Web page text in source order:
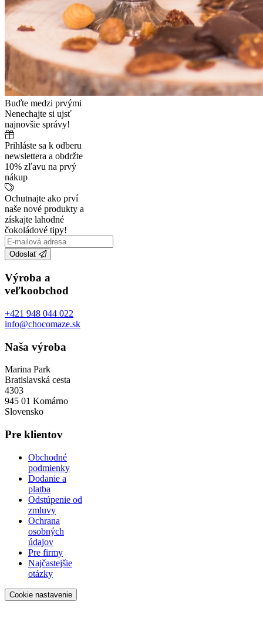
Buďte medzi prvými
Nenechajte si ujsť
najnovšie správy!
Prihláste sa k odberu
newslettera a obdržte
10% zľavu na prvý
nákup
Ochutnajte ako prví
naše nové produkty a
získajte lahodné
čokoládové tipy!
Odoslať
Výroba a
veľkoobchod
+421 948 044 022
info@chocomaze.sk
Naša výroba
Marina Park
Bratislavská cesta
4303
945 01 Komárno
Slovensko
Pre klientov
Obchodné
podmienky
Dodanie a
platba
Odstúpenie od
zmluvy
Ochrana
osobných
údajov
Pre firmy
Najčastejšie
otázky
Cookie nastavenie